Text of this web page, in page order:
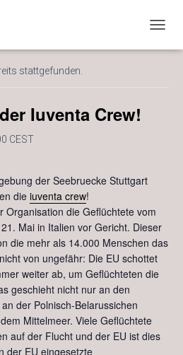
stattgefunden.
Iuventa Crew!
CEST
der Seebruecke Stuttgart
die iuventa crew!
Organisation die Geflüchtete vom
Mai in Italien vor Gericht. Dieser
die mehr als 14.000 Menschen das
von ungefähr: Die EU schottet
weiter ab, um Geflüchteten die
geschieht nicht nur an den
der Polnisch-Belarussichen
Mittelmeer. Viele Geflüchtete
auf der Flucht und der EU ist dies
der EU eingesetzte